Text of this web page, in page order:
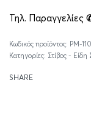
Τηλ. Παραγγελίες
PM-
Κατηγορίες: Στίβος - Είδη
SHARE